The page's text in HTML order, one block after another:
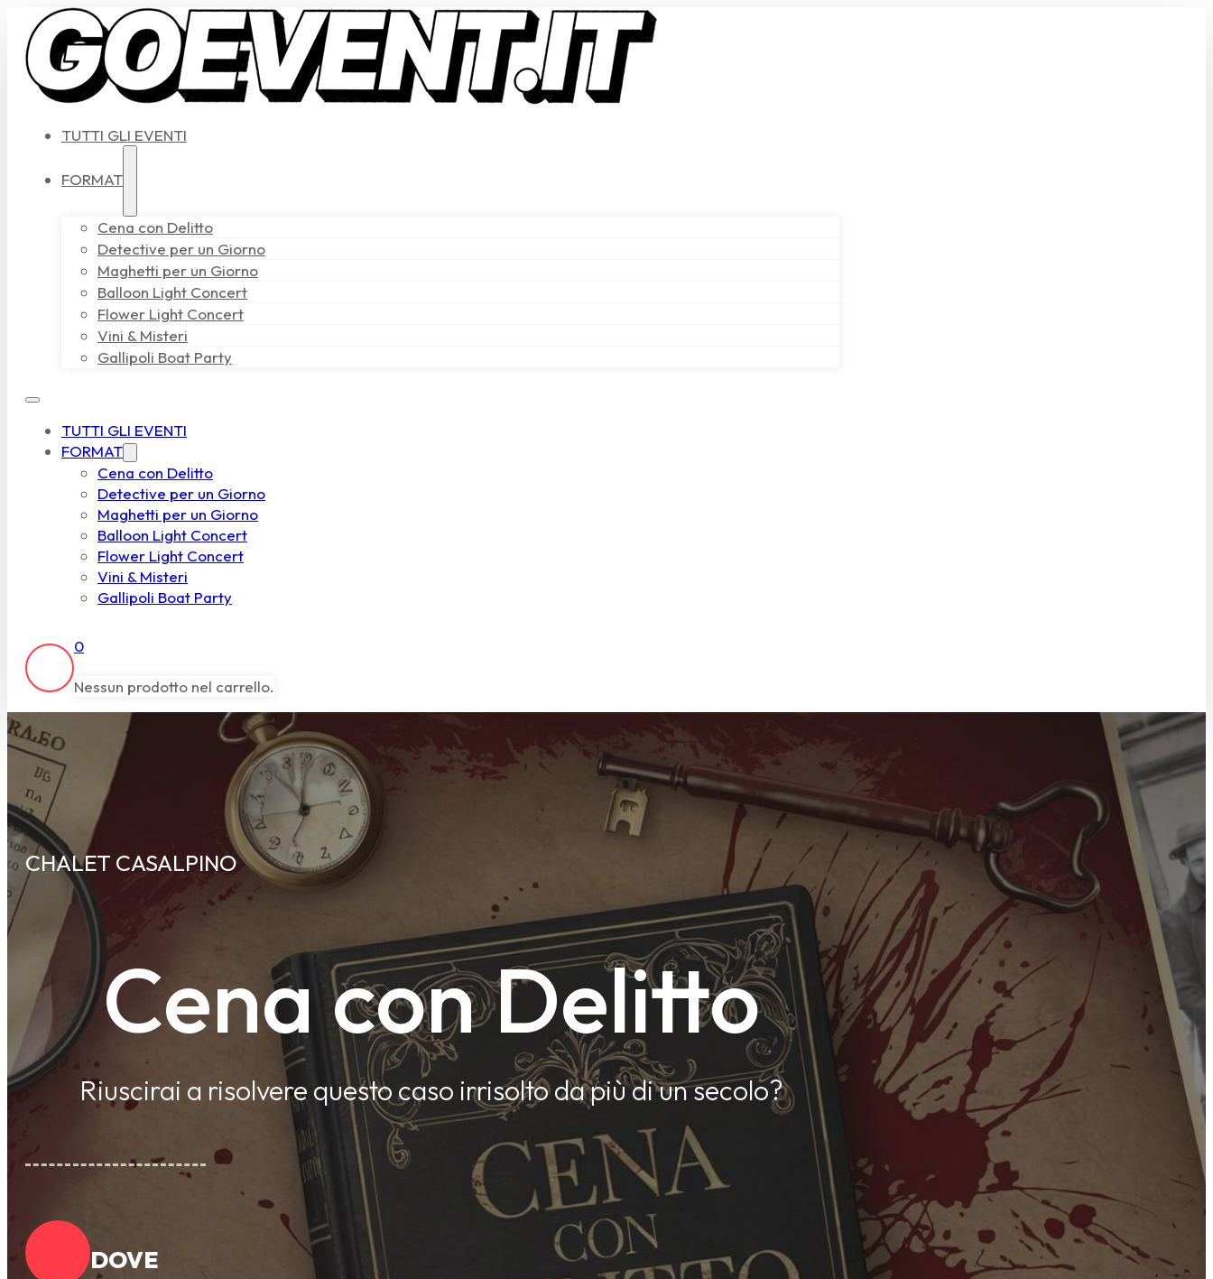
TUTTI GLI EVENTI
FORMAT
Cena con Delitto
Detective per un Giorno
Maghetti per un Giorno
Balloon Light Concert
Flower Light Concert
Vini & Misteri
Gallipoli Boat Party
TUTTI GLI EVENTI
FORMAT
Cena con Delitto
Detective per un Giorno
Maghetti per un Giorno
Balloon Light Concert
Flower Light Concert
Vini & Misteri
Gallipoli Boat Party
0
Nessun prodotto nel carrello.
CHALET CASALPINO
Cena con Delitto
Riuscirai a risolvere questo caso irrisolto da più di un secolo?
DOVE